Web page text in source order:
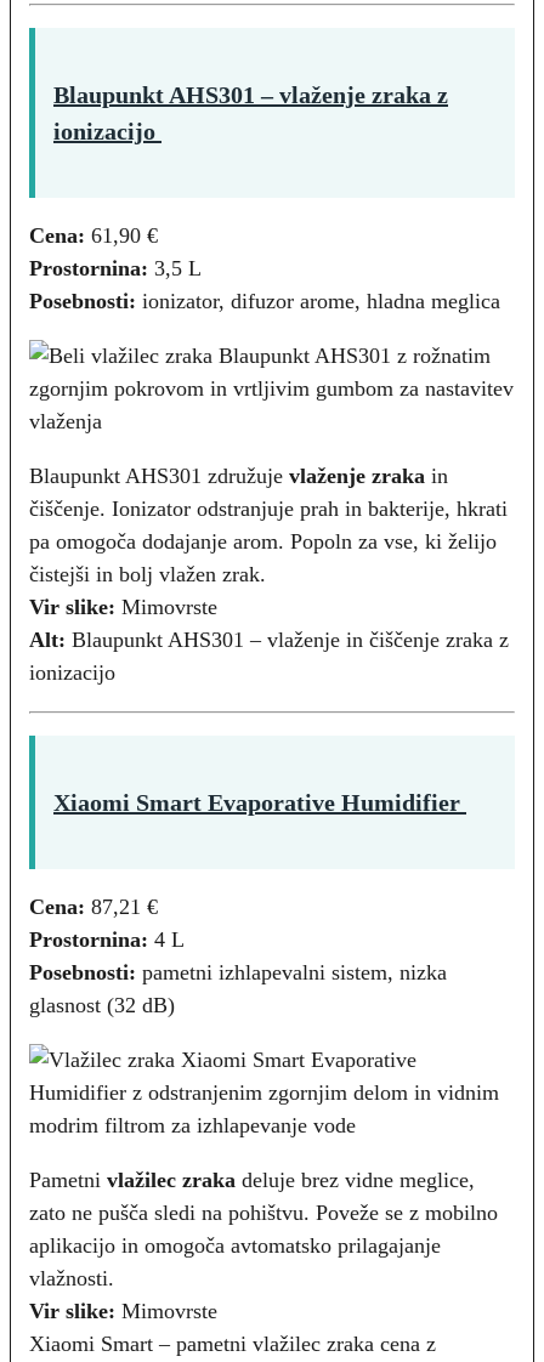
Blaupunkt AHS301 – vlaženje zraka z
ionizacijo
Cena: 61,90 €
Prostornina: 3,5 L
Posebnosti: ionizator, difuzor arome, hladna meglica
Blaupunkt AHS301 združuje vlaženje zraka in
čiščenje. Ionizator odstranjuje prah in bakterije, hkrati
pa omogoča dodajanje arom. Popoln za vse, ki želijo
čistejši in bolj vlažen zrak.
Vir slike: Mimovrste
Alt: Blaupunkt AHS301 – vlaženje in čiščenje zraka z
ionizacijo
Xiaomi Smart Evaporative Humidifier
Cena: 87,21 €
Prostornina: 4 L
Posebnosti: pametni izhlapevalni sistem, nizka
glasnost (32 dB)
Pametni vlažilec zraka deluje brez vidne meglice,
zato ne pušča sledi na pohištvu. Poveže se z mobilno
aplikacijo in omogoča avtomatsko prilagajanje
vlažnosti.
Vir slike: Mimovrste
Xiaomi Smart – pametni vlažilec zraka cena z